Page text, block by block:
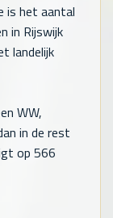
is het aantal
in Rijswijk
landelijk
WW,
in de rest
op 566